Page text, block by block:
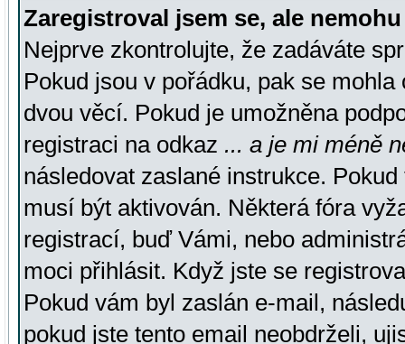
Zaregistroval jsem se, ale
Nejprve zkontrolujte, že zadáváte
Pokud jsou v pořádku, pak se
dvou věcí. Pokud je umožněna
registraci na odkaz ... a je mi méně
následovat zaslané instrukce.
musí být aktivován. Některá fóra
registrací, buď Vámi, nebo
moci přihlásit. Když jste se
Pokud vám byl zaslán e-mail,
pokud jste tento email neobdrželi,